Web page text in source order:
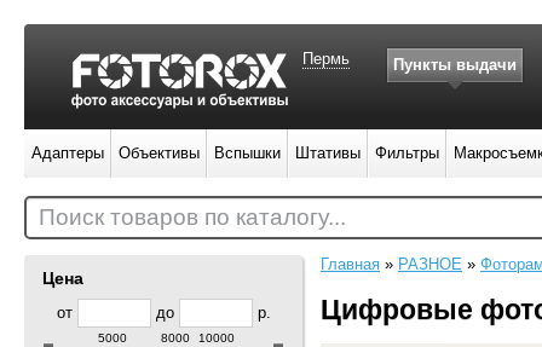
Цена
от до р.
5000 8000 10000
Главная » РАЗНОЕ »
Цифровые
Пермь Пункты выдачи
Адаптеры Объективы Вспышки Штативы Фильтры
Поиск товаров по каталогу...